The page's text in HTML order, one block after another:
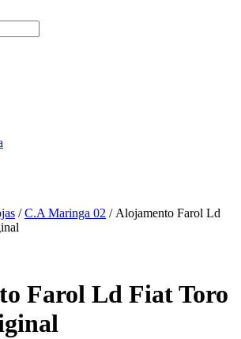
/C.A Maringa 02 / Alojamento Farol Ld
Farol Ld Fiat Toro